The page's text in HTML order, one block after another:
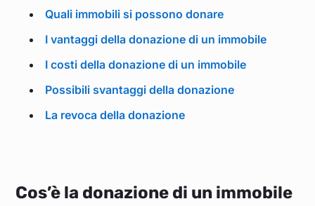
Quali immobili si possono donare
I vantaggi della donazione di un immobile
I costi della donazione di un immobile
Possibili svantaggi della donazione
La revoca della donazione
Cos’è la donazione di un immobile